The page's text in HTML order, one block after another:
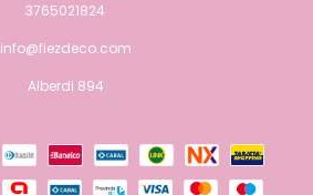
3765021824
info@fiezdeco.com
Alberdi 894